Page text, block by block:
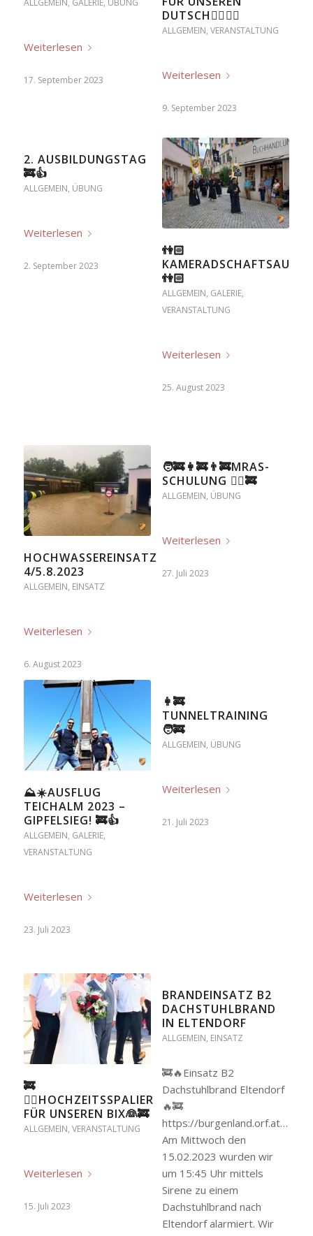
ALLGEMEIN, GALERIE, ÜBUNG
Weiterlesen
17. September 2023
DUTSCH👰‍♀️👰‍♀️
ALLGEMEIN, VERANSTALTUNG
Weiterlesen
9. September 2023
2. AUSBILDUNGSTAG
🚒👍
ALLGEMEIN, ÜBUNG
Weiterlesen
2. September 2023
👫🏻
👫🏻
ALLGEMEIN, GALERIE,
VERANSTALTUNG
Weiterlesen
25. August 2023
HOCHWASSEREINSATZ
4/5.8.2023
ALLGEMEIN, EINSATZ
Weiterlesen
6. August 2023
🧑‍🚒👩‍🚒👨‍🚒MRAS-
SCHULUNG 🧗‍♂️🚒
ALLGEMEIN, ÜBUNG
Weiterlesen
27. Juli 2023
⛰☀️AUSFLUG
TEICHALM 2023 –
GIPFELSIEG! 🚒👍
ALLGEMEIN, GALERIE,
VERANSTALTUNG
Weiterlesen
23. Juli 2023
👩‍🚒
TUNNELTRAINING
🧑‍🚒
ALLGEMEIN, ÜBUNG
Weiterlesen
21. Juli 2023
🚒
🤵‍♂️HOCHZEITSSPALIER
FÜR UNSEREN BIX👰🚒
ALLGEMEIN, VERANSTALTUNG
Weiterlesen
15. Juli 2023
BRANDEINSATZ B2
DACHSTUHLBRAND
IN ELTENDORF
ALLGEMEIN, EINSATZ
🚒🔥Einsatz B2
Dachstuhlbrand Eltendorf
🔥🚒
https://burgenland.orf.at/
Am Mittwoch den
15.02.2023 wurden wir
um 15:45 Uhr mittels
Sirene zu einem
Dachstuhlbrand nach
Eltendorf alarmiert. Wir